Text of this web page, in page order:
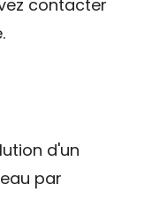
contacter
d'un
par